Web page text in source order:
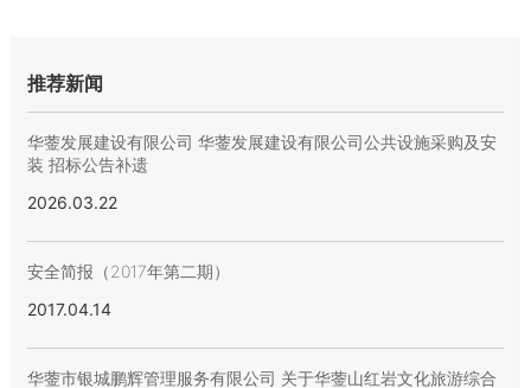
推荐新闻
华蓥发展建设有限公司 华蓥发展建设有限公司公共设施采购及安
装 招标公告补遗
2026.03.22
安全简报（2017年第二期）
2017.04.14
华蓥市银城鹏辉管理服务有限公司 关于华蓥山红岩文化旅游综合